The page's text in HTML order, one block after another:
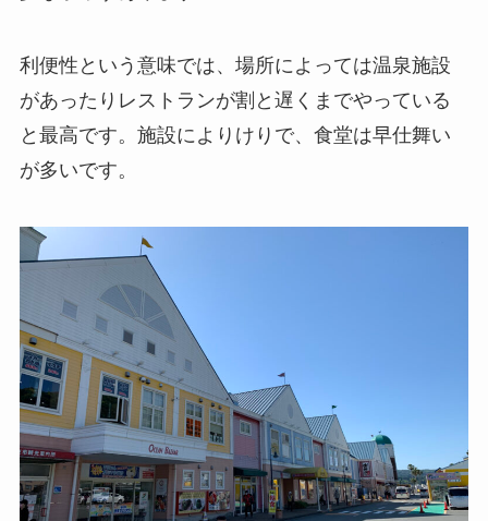
利便性という意味では、場所によっては温泉施設
があったりレストランが割と遅くまでやっている
と最高です。施設によりけりで、食堂は早仕舞い
が多いです。